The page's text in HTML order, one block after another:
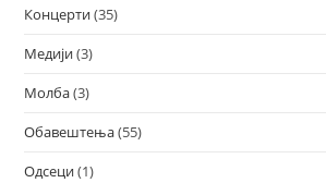
Концерти(35)
Медији(3)
Молба(3)
Обавештења(55)
Одсеци(1)